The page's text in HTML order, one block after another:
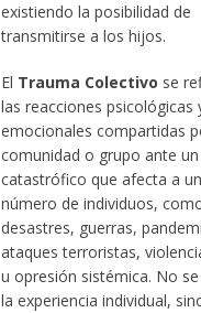
existiendo la posibilidad de
transmitirse a los hijos.
El Trauma Colectivo se
las reacciones psicológicas
emocionales compartidas
comunidad o grupo ante
catastrófico que afecta a
número de individuos,
desastres, guerras,
ataques terroristas,
u opresión sistémica. No
la experiencia individual,